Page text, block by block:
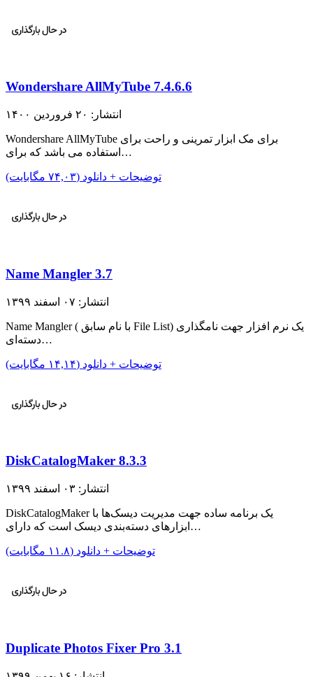
Wondershare AllMyTube 7.4.6.6
انتشار: ۲۰ فروردین ۱۴۰۰
Wondershare AllMyTube برای مک ابزار تمرینی و راحت برای
استفاده می باشد که برای…
توضیحات + دانلود (۷۴,۰۳ مگابایت)
Name Mangler 3.7
انتشار: ۰۷ اسفند ۱۳۹۹
Name Mangler ( با نام سابق File List) یک نرم افزار جهت نامگذاری
دسته‌ای…
توضیحات + دانلود (۱۴,۱۴ مگابایت)
DiskCatalogMaker 8.3.3
انتشار: ۰۳ اسفند ۱۳۹۹
DiskCatalogMaker یک برنامه ساده جهت مدیریت دیسک‌ها با
ابزار‌های دسته‌بندی دیسک است که دارای…
توضیحات + دانلود (۱۱.۸ مگابایت)
Duplicate Photos Fixer Pro 3.1